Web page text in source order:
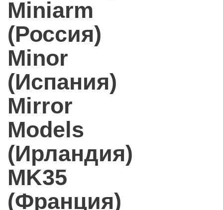
Miniarm
(Россия)
Minor
(Испания)
Mirror
Models
(Ирландия)
MK35
(Франция)